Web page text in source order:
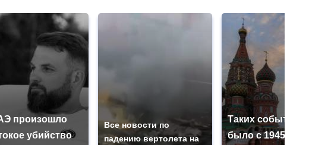
произошло
убийство
Все новости по
падению вертолета на
Таких событий не
было с 1945: чего